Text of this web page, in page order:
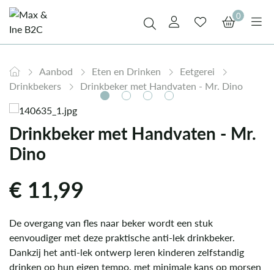
0
Aanbod Eten en Drinken
Eetgerei
Drinkbekers
Drinkbeker met Handvaten - Mr. Dino
Drinkbeker met Handvaten - Mr.
Dino
€ 11,99
De overgang van fles naar beker wordt een stuk
eenvoudiger met deze praktische anti-lek drinkbeker.
Dankzij het anti-lek ontwerp leren kinderen zelfstandig
drinken op hun eigen tempo, met minimale kans op morsen